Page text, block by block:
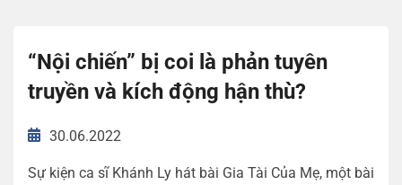
“Nội chiến” bị coi là phản tuyên
truyền và kích động hận thù?
30.06.2022
Sự kiện ca sĩ Khánh Ly hát bài Gia Tài Của Mẹ, một bài